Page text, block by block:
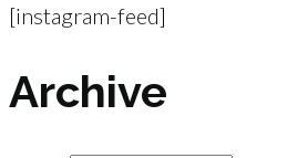
[instagram-feed]
Archive